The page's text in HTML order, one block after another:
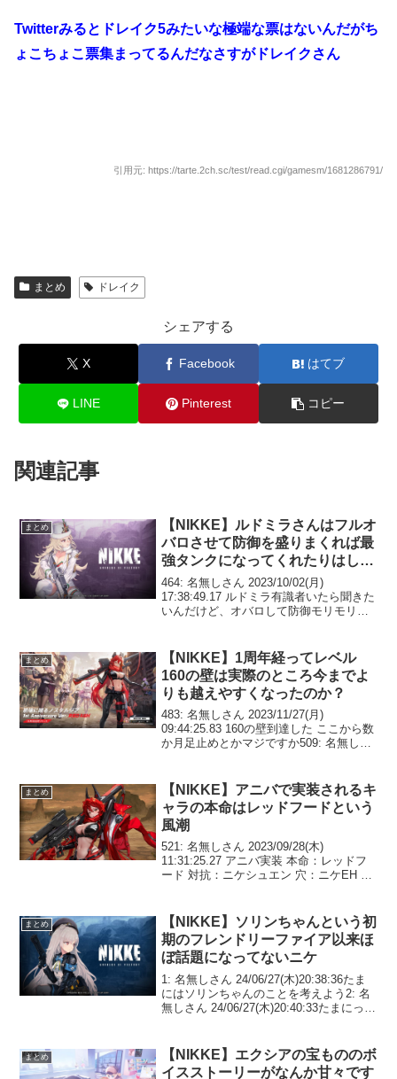
Twitterみるとドレイク5みたいな極端な票はないんだがち
ょこちょこ票集まってるんだなさすがドレイクさん
引用元: https://tarte.2ch.sc/test/read.cgi/gamesm/1681286791/
まとめ ドレイク
シェアする
X Facebook はてブ
LINE Pinterest コピー
関連記事
まとめ
【NIKKE】ルドミラさんはフルオ
バロさせて防御を盛りまくれば最
強タンクになってくれたりはしま
すか？
464: 名無しさん 2023/10/02(月)
17:38:49.17 ルドミラ有識者いたら聞きた
いんだけど、オバロして防御モリモリと
つけど、企業装備がモダニアとか...
まとめ
【NIKKE】1周年経ってレベル
160の壁は実際のところ今までよ
りも越えやすくなったのか？
483: 名無しさん 2023/11/27(月)
09:44:25.83 160の壁到達した ここから数
か月足止めとかマジですか509: 名無しさ
まとめ
【NIKKE】アニバで実装されるキ
ャラの本命はレッドフードという
風潮
521: 名無しさん 2023/09/28(木)
11:31:25.27 アニバ実装 本命：レッドフ
ード 対抗：ニケシュエン 穴：ニケEH 大
2023/09/28(...
まとめ
【NIKKE】ソリンちゃんという初
期のフレンドリーファイア以来ほ
ぼ話題になってないニケ
1: 名無しさん 24/06/27(木)20:38:36たま
にはソリンちゃんのことを考えよう2: 名
無しさん 24/06/27(木)20:40:33たまにって
まとめ
【NIKKE】エクシアの宝もののボ
イスストーリーがなんか甘々です